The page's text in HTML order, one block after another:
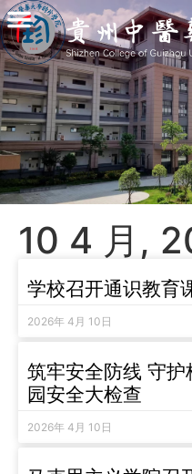
10 4 月,
学校召开通识教育
2026年 4月 10日
筑牢安全防线 守
园安全大检查
2026年 4月 10日